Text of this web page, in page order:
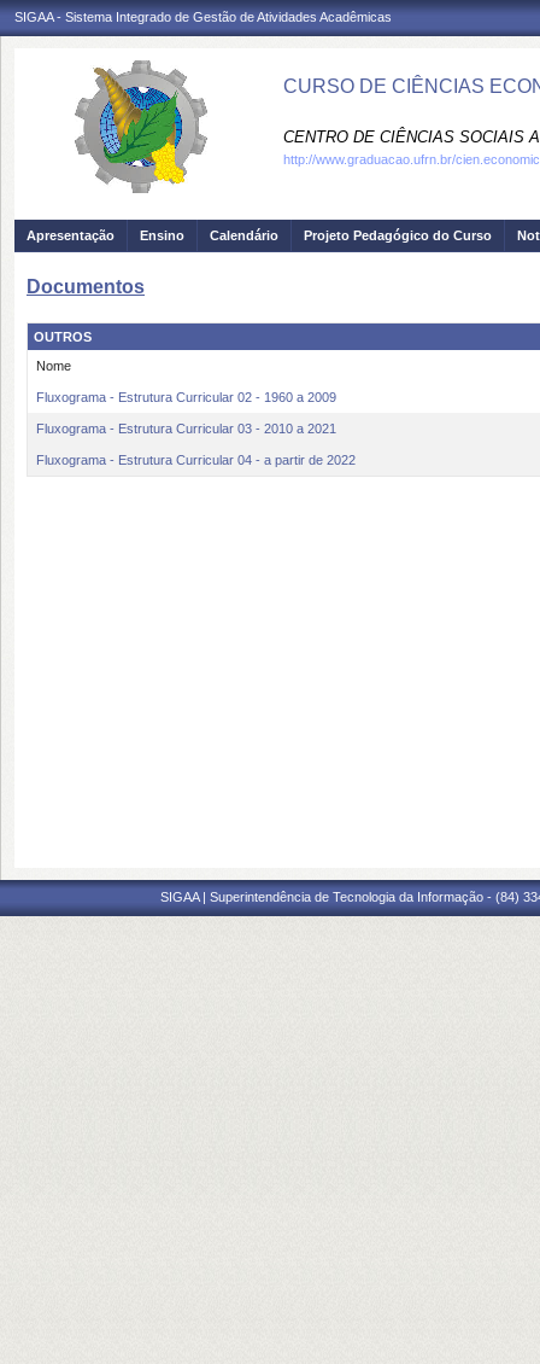
SIGAA - Sistema Integrado de Gestão de Atividades Acadêmicas
CURSO DE CIÊNCIAS
CENTRO DE CIÊNCIAS SOCIAIS
http://www.graduacao.ufrn.br/
Apresentação Ensino Calendário Projeto Pedagógico do Curso
Documentos
OUTROS
Nome
Fluxograma - Estrutura Curricular 02 - 1960 a 2009
Fluxograma - Estrutura Curricular 03 - 2010 a 2021
Fluxograma - Estrutura Curricular 04 - a partir de 2022
SIGAA | Superintendência de Tecnologia da Informação - (84)